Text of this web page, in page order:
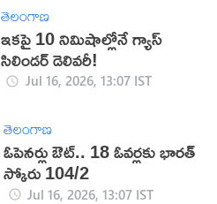
తెలంగాణ
ఇకపై 10 నిమిషాల్లోనే గ్యాస్
సిలిండర్ డెలివరీ!
Jul 16, 2026, 13:07 IST
తెలంగాణ
ఓపెనర్లు ఔట్‌.. 18 ఓవర్లకు భారత్‌
స్కోరు 104/2
Jul 16, 2026, 13:07 IST